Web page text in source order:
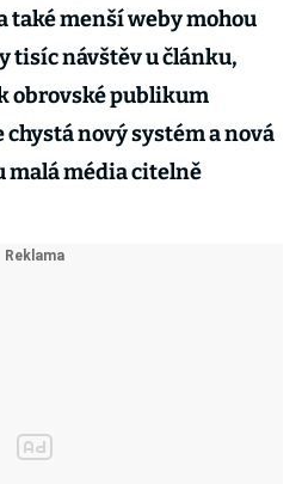
také menší weby mohou
tisíc návštěv u článku,
obrovské publikum
nový systém a nová
malá média citelně